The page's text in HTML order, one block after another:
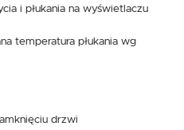
i płukania na wyświetlaczu
temperatura płukania wg
drzwi